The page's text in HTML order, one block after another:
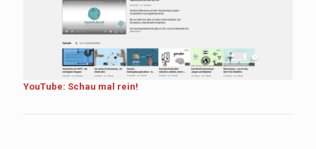
YouTube: Schau mal rein!